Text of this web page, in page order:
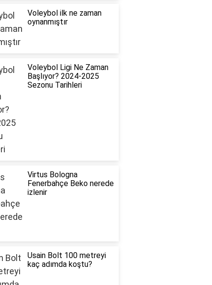
Voleybol ilk ne zaman
oynanmıştır
Voleybol Ligi Ne Zaman
Başlıyor? 2024-2025
Sezonu Tarihleri
Virtus Bologna
Fenerbahçe Beko nerede
izlenir
Usain Bolt 100 metreyi
kaç adımda koştu?